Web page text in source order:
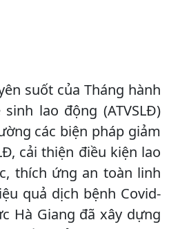
suốt của Tháng hành
lao động (ATVSLĐ)
các biện pháp giảm
cải thiện điều kiện lao
thích ứng an toàn linh
quả dịch bệnh Covid-
Hà Giang đã xây dựng